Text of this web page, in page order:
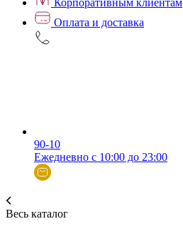
Корпоративным клиентам
Оплата и доставка
90-10
Ежедневно с 10:00 до 23:00
Весь каталог